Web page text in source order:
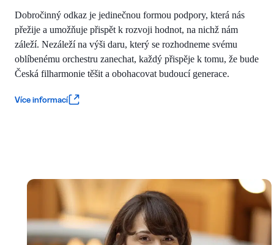
Dobročinný odkaz je jedinečnou formou podpory, která nás
přežije a umožňuje přispět k rozvoji hodnot, na nichž nám
záleží. Nezáleží na výši daru, který se rozhodneme svému
oblíbenému orchestru zanechat, každý přispěje k tomu, že bude
Česká filharmonie těšit a obohacovat budoucí generace.
Více informací